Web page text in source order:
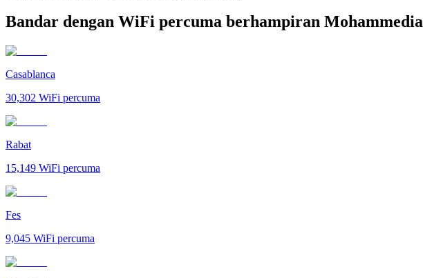
Bandar dengan WiFi percuma berhampiran Mohammedia
Casablanca
30,302 WiFi percuma
Rabat
15,149 WiFi percuma
Fes
9,045 WiFi percuma